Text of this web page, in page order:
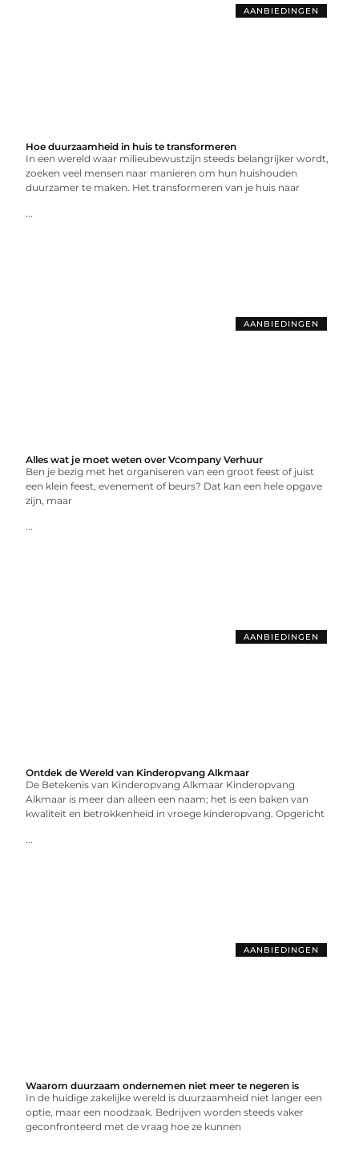
AANBIEDINGEN
Hoe duurzaamheid in huis te transformeren
In een wereld waar milieubewustzijn steeds belangrijker wordt,
zoeken veel mensen naar manieren om hun huishouden
duurzamer te maken. Het transformeren van je huis naar
...
AANBIEDINGEN
Alles wat je moet weten over Vcompany Verhuur
Ben je bezig met het organiseren van een groot feest of juist
een klein feest, evenement of beurs? Dat kan een hele opgave
zijn, maar
...
AANBIEDINGEN
Ontdek de Wereld van Kinderopvang Alkmaar
De Betekenis van Kinderopvang Alkmaar Kinderopvang
Alkmaar is meer dan alleen een naam; het is een baken van
kwaliteit en betrokkenheid in vroege kinderopvang. Opgericht
...
AANBIEDINGEN
Waarom duurzaam ondernemen niet meer te negeren is
In de huidige zakelijke wereld is duurzaamheid niet langer een
optie, maar een noodzaak. Bedrijven worden steeds vaker
geconfronteerd met de vraag hoe ze kunnen